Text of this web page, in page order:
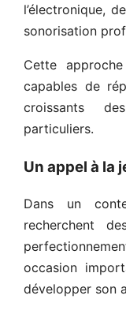
l’électronique,
sonorisation
Cette
capables de
croissants
particuliers.
Un appel à la
Dans un
recherchent
occasion
développer son